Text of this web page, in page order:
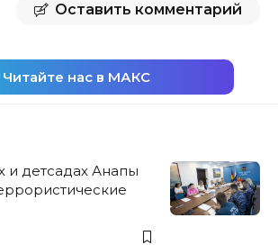
Оставить комментарий
Читайте нас в МАКС
и детсадах Анапы